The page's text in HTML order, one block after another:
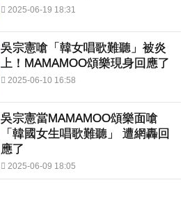
2025-06-19 18:31
吳宗憲嗆「韓女唱歌難聽」被炎
上！MAMAMOO頌樂現身回應了
2025-06-10 16:58
吳宗憲當MAMAMOO頌樂面嗆
「韓國女生唱歌難聽」 遭網轟回
應了
2025-06-09 18:05